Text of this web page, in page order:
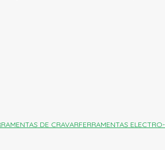
DE CRAVARFERRAMENTAS